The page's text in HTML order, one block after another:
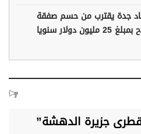
جدة يقترب من حسم صفقة
دولار سنويا
جزيرة الدهشة”